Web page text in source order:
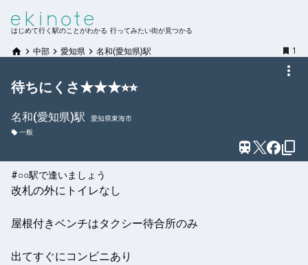
はじめて行く駅のことがわかる 行ってみたい街が見つかる
中部 愛知県 名和(愛知県)駅 1
待ちにくさ★★★⭐︎⭐︎
名和(愛知県)駅
愛知県東海市
一般
#○○駅で逢いましょう
改札の外にトイレなし
屋根付きベンチはタクシー待合所のみ
出てすぐにコンビニあり